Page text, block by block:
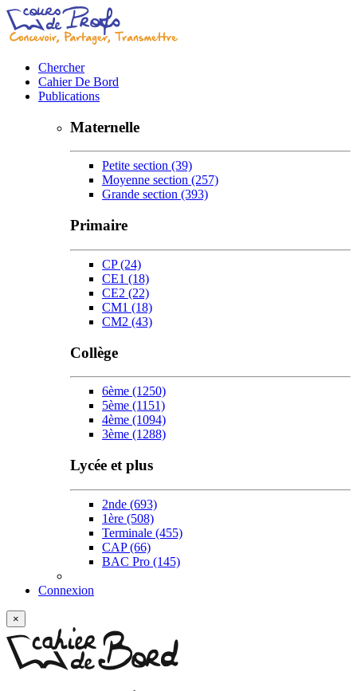
Chercher
Cahier De Bord
Publications
Maternelle
Petite section (39)
Moyenne section (257)
Grande section (393)
Primaire
CP(24)
CE1 (18)
CE2 (22)
CM1 (18)
CM2 (43)
Collège
6ème (1250)
5ème (1151)
4ème (1094)
3ème (1288)
Lycée et plus
2nde (693)
1ère (508)
Terminale (455)
CAP(66)
BAC Pro (145)
Connexion
×